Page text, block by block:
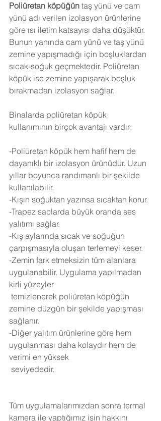
Poliüretan köpüğün taş yünü ve cam
yünü adı verilen izolasyon ürünlerine
göre ısı iletim katsayısı daha düşüktür.
Bunun yanında cam yünü ve taş yünü
zemine yapışmadığı için boşluklardan
sıcak-soğuk geçmektedir. Poliüretan
köpük ise zemine yapışarak boşluk
bırakmadan izolasyon sağlar.
Binalarda poliüretan köpük
kullanımının birçok avantajı vardır;
-Poliüretan köpük hem hafif hem de
dayanıklı bir izolasyon ürünüdür. Uzun
yıllar boyunca randımanlı bir şekilde
kullanılabilir.
-Kışın soğuktan yazınsa sıcaktan korur.
-Trapez saclarda büyük oranda ses
yalıtımı sağlar.
-Kış aylarında sıcak ve soğuğun
çarpışmasıyla oluşan terlemeyi keser.
-Zemin fark etmeksizin tüm alanlara
uygulanabilir. Uygulama yapılmadan
kirli yüzeyler
zemine düzgün bir şekilde yapışması
sağlanır.
-Diğer yalıtım ürünlerine göre hem
uygulanması daha kolaydır hem de
verimi en yüksek
seviyededir.
Tüm uygulamalarımızdan sonra termal
kamera ile yaptığımız işin hakkını